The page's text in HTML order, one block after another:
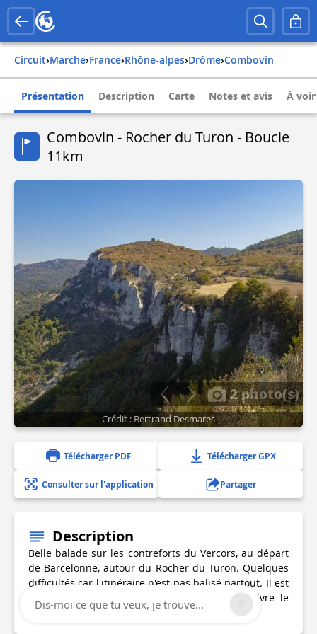
Circuit› Marche› france› rhône-alpes› drôme› combovin
Présentation Description Carte Notes et avis À
Combovin - Rocher du Turon - Boucle
11km
2 photo(s)
Crédit : Bertrand Desmares
Télécharger PDF Télécharger GPX
Consulter sur l'application Partager
Description
Belle balade sur les contreforts du Vercors, au départ
de Barcelonne, autour du Rocher du Turon. Quelques
difficultés car l'itinéraire n'est pas balisé partout. Il est
préférable de partir avec un GPS et bien suivre le
tracé proposé.
Dis-moi ce que tu veux, je trouve...